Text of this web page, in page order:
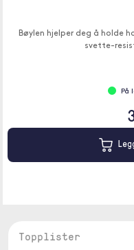
Bøylen hjelper deg å holde
svette-
På
Topplister